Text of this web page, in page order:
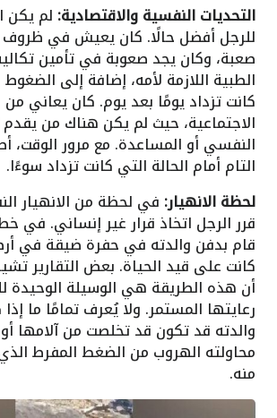
التحديات النفسية والاقتصادية: لم يكن
للرجل أفضل حالًا. كان يعيش في ظروف
صعبة، وكان يجد صعوبة في تأمين
الطبية اللازمة لأمه، إضافة إلى
كانت تزداد يومًا بعد يوم. كان يعاني من
الاجتماعية، حيث لم يكن هناك من يقدم
النفسي أو المساعدة. مع مرور الوقت،
التام أمام الحالة التي كانت تزداد سوءًا.
لحظة الانهيار: في لحظة من الانهيار
قرر الرجل اتخاذ قرار غير إنساني. في
قام بدفن والدته في حفرة ضيقة في
كانت على قيد الحياة. بعض التقارير
أن هذه الطريقة هي الوسيلة
رعايتها المستمر. ولا يُعرف تمامًا ما
والدته قد تكون قد تخلصت من آلامها
محاولته الهروب من الضغط المفرط
منه.